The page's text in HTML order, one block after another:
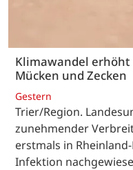
Klimawandel erhöht
Mücken und Zecken
Gestern
Trier/Region.
zunehmender
erstmals in
Infektion